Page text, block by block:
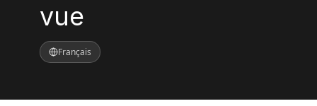
vue
Français